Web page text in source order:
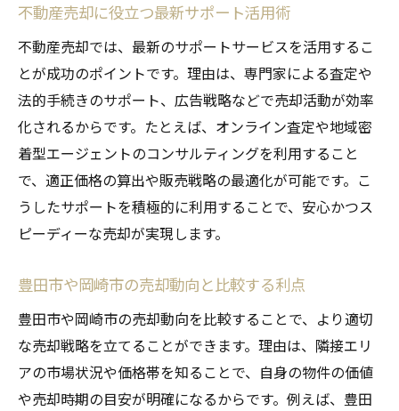
不動産売却の流れと信頼できるサポートの
重要性
パートナー選びが不動産売却を円滑にする
理由
初めての不動産売却も安心できる進め方
不動産売却の各ステップで注意すべき点
売却活動を成功に導くパートナーの役割
不動産売却後のアフターサポートを活用す
る
岡崎市で注目される不動産売却のポイント
岡崎市の不動産売却における市場トレンド
不動産売却で重視したい物件価値の見極め
方
不動産売却に役立つ最新サポート活用術
不動産売却では、最新のサポートサービスを活用するこ
とが成功のポイントです。理由は、専門家による査定や
法的手続きのサポート、広告戦略などで売却活動が効率
化されるからです。たとえば、オンライン査定や地域密
着型エージェントのコンサルティングを利用すること
で、適正価格の算出や販売戦略の最適化が可能です。こ
うしたサポートを積極的に利用することで、安心かつス
ピーディーな売却が実現します。
豊田市や岡崎市の売却動向と比較する利点
豊田市や岡崎市の売却動向を比較することで、より適切
な売却戦略を立てることができます。理由は、隣接エリ
アの市場状況や価格帯を知ることで、自身の物件の価値
や売却時期の目安が明確になるからです。例えば、豊田